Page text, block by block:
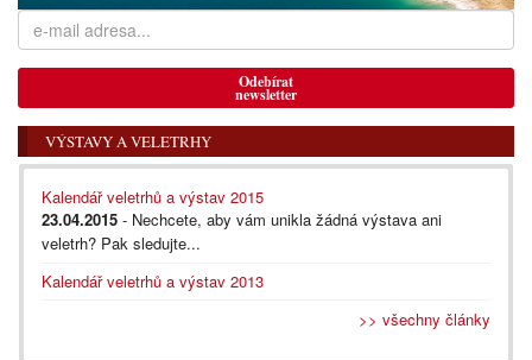
Odebírat
newsletter
VÝSTAVY A VELETRHY
Kalendář veletrhů a výstav 2015
23.04.2015 - Nechcete, aby vám unikla žádná výstava ani
veletrh? Pak sledujte...
Kalendář veletrhů a výstav 2013
>> všechny články